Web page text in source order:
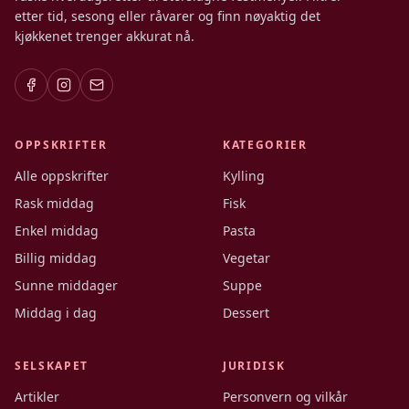
etter tid, sesong eller råvarer og finn nøyaktig det
kjøkkenet trenger akkurat nå.
OPPSKRIFTER
Alle oppskrifter
Rask middag
Enkel middag
Billig middag
Sunne middager
Middag i dag
KATEGORIER
Kylling
Fisk
Pasta
Vegetar
Suppe
Dessert
SELSKAPET
Artikler
JURIDISK
Personvern og vilkår